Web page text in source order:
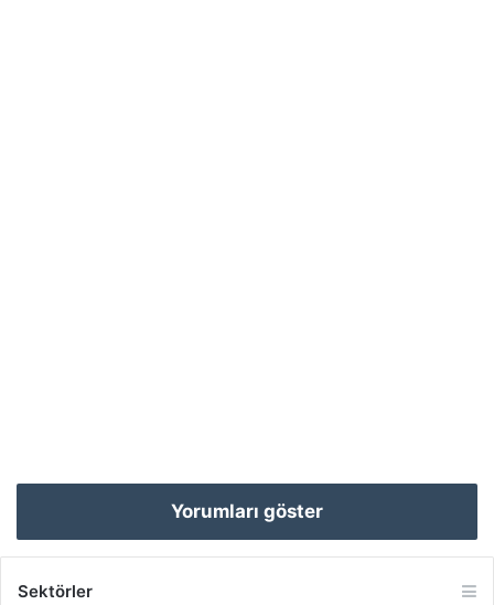
Yorumları göster
Sektörler